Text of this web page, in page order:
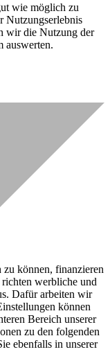
wie möglich zu
Nutzungserlebnis
wir die Nutzung der
auswerten.
können, finanzieren
werbliche und
Dafür arbeiten wir
können
Bereich unserer
zu den folgenden
ebenfalls in unserer